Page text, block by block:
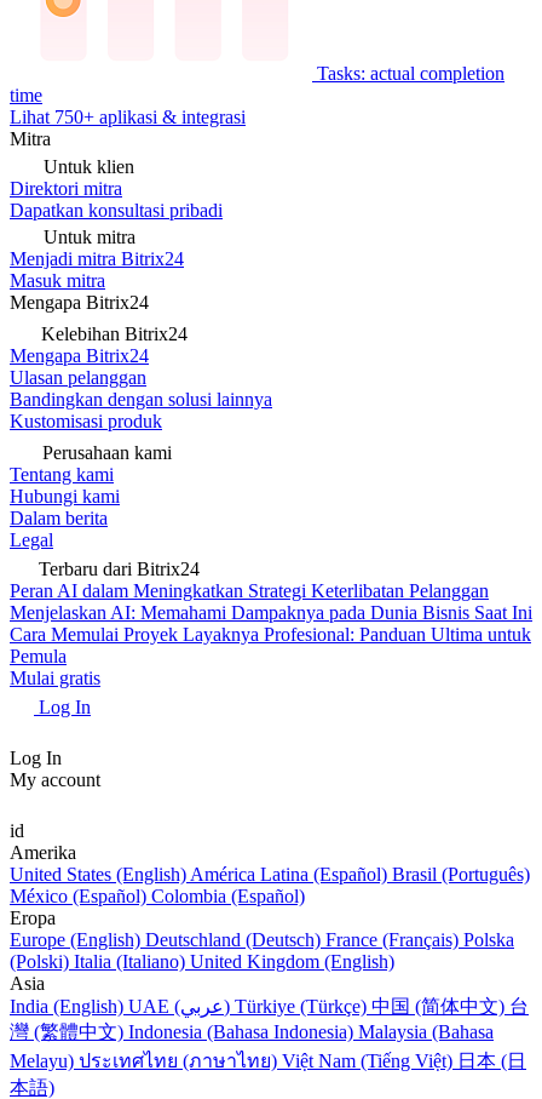
Tasks: actual completion
time
Lihat 750+ aplikasi & integrasi
Mitra
Untuk klien
Direktori mitra
Dapatkan konsultasi pribadi
Untuk mitra
Menjadi mitra Bitrix24
Masuk mitra
Mengapa Bitrix24
Kelebihan Bitrix24
Mengapa Bitrix24
Ulasan pelanggan
Bandingkan dengan solusi lainnya
Kustomisasi produk
Perusahaan kami
Tentang kami
Hubungi kami
Dalam berita
Legal
Terbaru dari Bitrix24
Peran AI dalam Meningkatkan Strategi Keterlibatan Pelanggan
Menjelaskan AI: Memahami Dampaknya pada Dunia Bisnis Saat Ini
Cara Memulai Proyek Layaknya Profesional: Panduan Ultima untuk
Pemula
Mulai gratis
Log In
Log In
My account
id
Amerika
United States (English) América Latina (Español) Brasil (Português)
México (Español) Colombia (Español)
Eropa
Europe (English) Deutschland (Deutsch) France (Français) Polska
(Polski) Italia (Italiano) United Kingdom (English)
Asia
India (English)
UAE (عربي) Türkiye (Türkçe) 中国 (简体中文) 台
灣 (繁體中文) Indonesia (Bahasa Indonesia) Malaysia (Bahasa
Melayu) ประเทศไทย (ภาษาไทย) Việt Nam (Tiếng Việt) 日本 (日
本語)